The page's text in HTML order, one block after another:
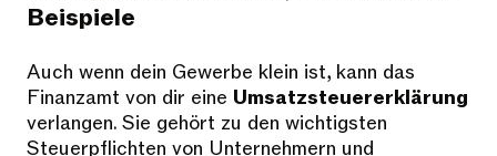
Beispiele
Auch wenn dein Gewerbe klein ist, kann das
Finanzamt von dir eine Umsatzsteuererklärung
verlangen. Sie gehört zu den wichtigsten
Steuerpflichten von Unternehmern und